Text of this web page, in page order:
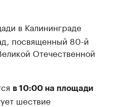
в Калининграде
посвященный 80-й
Отечественной
в 10:00 на площади
шествие